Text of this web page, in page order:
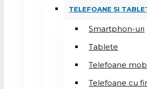
TELEFOANE ȘI
Smartphon-uri
Tablete
Telefoane
Telefoane cu fir